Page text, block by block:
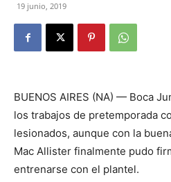
19 junio, 2019
BUENOS AIRES (NA) — Boca
los trabajos de pretemporada
lesionados, aunque con la
Mac Allister finalmente pudo
entrenarse con el plantel.